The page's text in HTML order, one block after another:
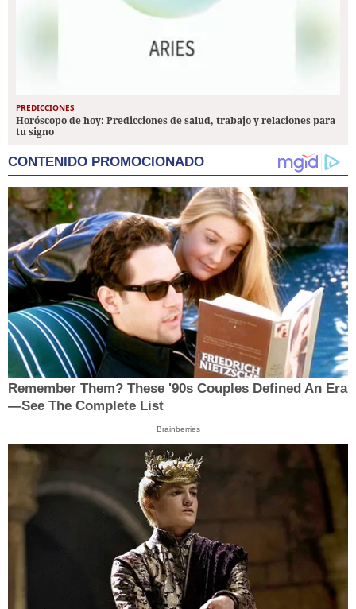
PREDICCIONES
Horóscopo de hoy: Predicciones de salud, trabajo y relaciones para
tu signo
CONTENIDO PROMOCIONADO
Remember Them? These '90s Couples Defined An Era
—See The Complete List
Brainberries